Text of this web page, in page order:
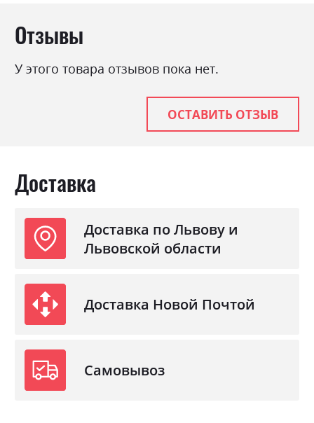
Стиль
Материал
ламінована ДСП
Отзывы
У этого товара отзывов пока нет.
ОСТАВИТЬ ОТЗЫВ
Доставка
Доставка по Львову и
Львовской области
Доставка Новой Почтой
Самовывоз